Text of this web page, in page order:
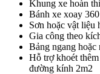
Khung xe hoàn
Bánh xe xoay
Sơn hoặc vật liệu
Gia công theo
Bảng ngang
Hỗ trợ khoét
đường kính 2m2